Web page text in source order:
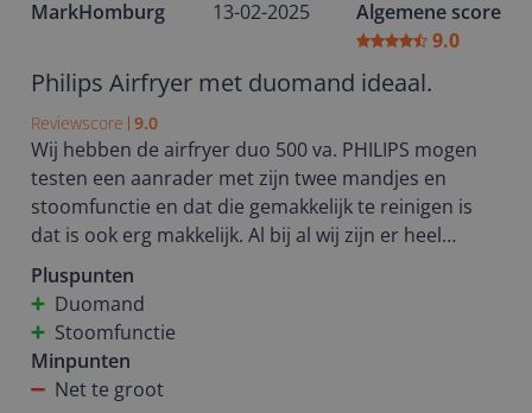
gemakkelijk met de hand schoon te maken. Ik ben
fan! Super fijn dat ik dit product heb mogen testen.
MarkHomburg 13-02-2025
Algemene score
9.0
Philips Airfryer met duomand ideaal.
Reviewscore 9.0
Wij hebben de airfryer duo 500 va. PHILIPS mogen
testen een aanrader met zijn twee mandjes en
stoomfunctie en dat die gemakkelijk te reinigen is
dat is ook erg makkelijk. Al bij al wij zijn er heel
content mee..
Pluspunten
Duomand
Stoomfunctie
Minpunten
Net te groot